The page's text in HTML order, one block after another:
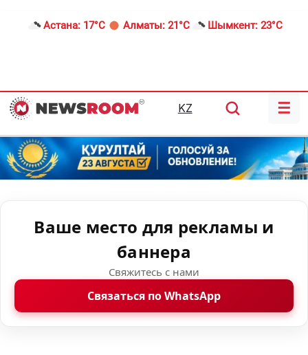
Астана: 17°C Алматы: 21°C Шымкент: 23°C
KZ ☰
Ваше место для рекламы и
баннера
Свяжитесь с нами
Связаться по WhatsApp